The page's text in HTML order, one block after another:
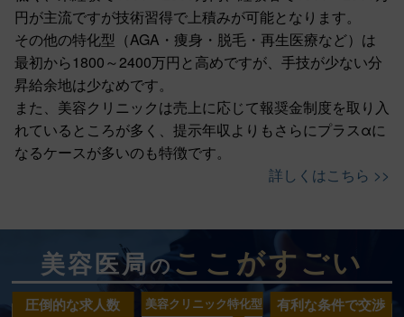
円が主流ですが技術習得で上積みが可能となります。
その他の特化型（AGA・痩身・脱毛・再生医療など）は
最初から1800～2400万円と高めですが、手技が少ない分
昇給余地は少なめです。
また、美容クリニックは売上に応じて報奨金制度を取り入
れているところが多く、提示年収よりもさらにプラスαに
なるケースが多いのも特徴です。
詳しくはこちら >>
美容医局の ここがすごい
圧倒的な求人数
美容クリニック特化型
有利な条件で交渉